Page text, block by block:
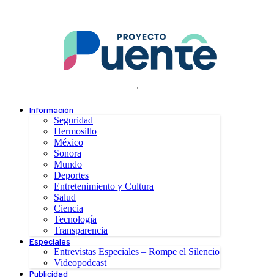
.
Información
Seguridad
Hermosillo
México
Sonora
Mundo
Deportes
Entretenimiento y Cultura
Salud
Ciencia
Tecnología
Transparencia
Especiales
Entrevistas Especiales – Rompe el Silencio
Videopodcast
Publicidad